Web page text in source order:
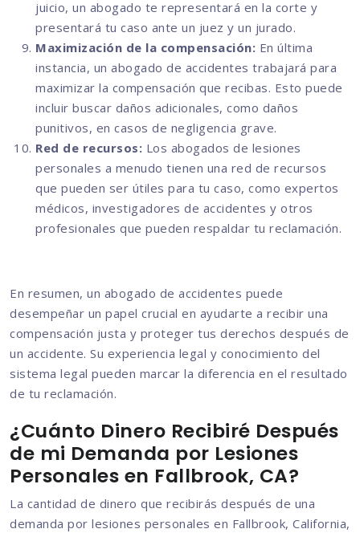
juicio, un abogado te representará en la corte y
presentará tu caso ante un juez y un jurado.
Maximización de la compensación: En última
instancia, un abogado de accidentes trabajará para
maximizar la compensación que recibas. Esto puede
incluir buscar daños adicionales, como daños
punitivos, en casos de negligencia grave.
Red de recursos: Los abogados de lesiones
personales a menudo tienen una red de recursos
que pueden ser útiles para tu caso, como expertos
médicos, investigadores de accidentes y otros
profesionales que pueden respaldar tu reclamación.
En resumen, un abogado de accidentes puede
desempeñar un papel crucial en ayudarte a recibir una
compensación justa y proteger tus derechos después de
un accidente. Su experiencia legal y conocimiento del
sistema legal pueden marcar la diferencia en el resultado
de tu reclamación.
¿Cuánto Dinero Recibiré Después
de mi Demanda por Lesiones
Personales en Fallbrook, CA?
La cantidad de dinero que recibirás después de una
demanda por lesiones personales en Fallbrook, California,